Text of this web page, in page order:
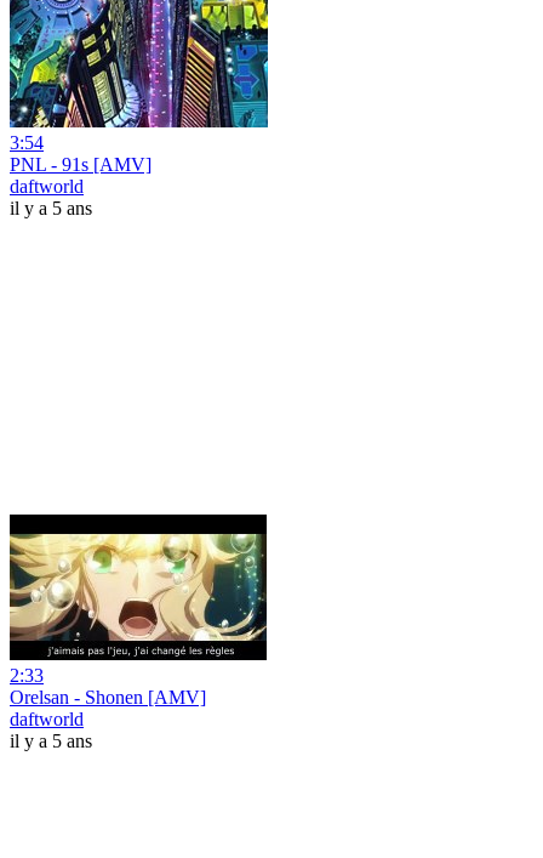
3:54
PNL - 91s [AMV]
daftworld
il y a 5 ans
2:33
Orelsan - Shonen [AMV]
daftworld
il y a 5 ans